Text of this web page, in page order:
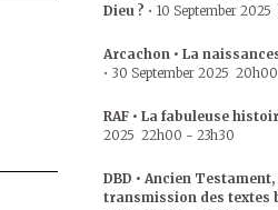
Dieu ? • 10 September 2025
Arcachon • La
• 30 September 2025 20h00
RAF • La fabuleuse
2025 22h00 - 23h30
DBD • Ancien
transmission des textes